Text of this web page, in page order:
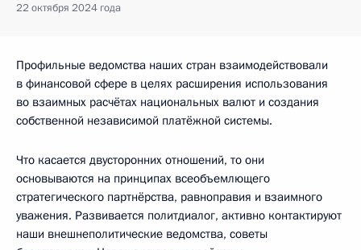
22 октября 2024 года
Профильные ведомства наших стран взаимодействовали
в финансовой сфере в целях расширения использования
во взаимных расчётах национальных валют и создания
собственной независимой платёжной системы.
Что касается двусторонних отношений, то они
основываются на принципах всеобъемлющего
стратегического партнёрства, равноправия и взаимного
уважения. Развивается политдиалог, активно контактируют
наши внешнеполитические ведомства, советы